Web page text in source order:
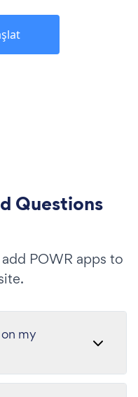
Questions
POWR apps to
my